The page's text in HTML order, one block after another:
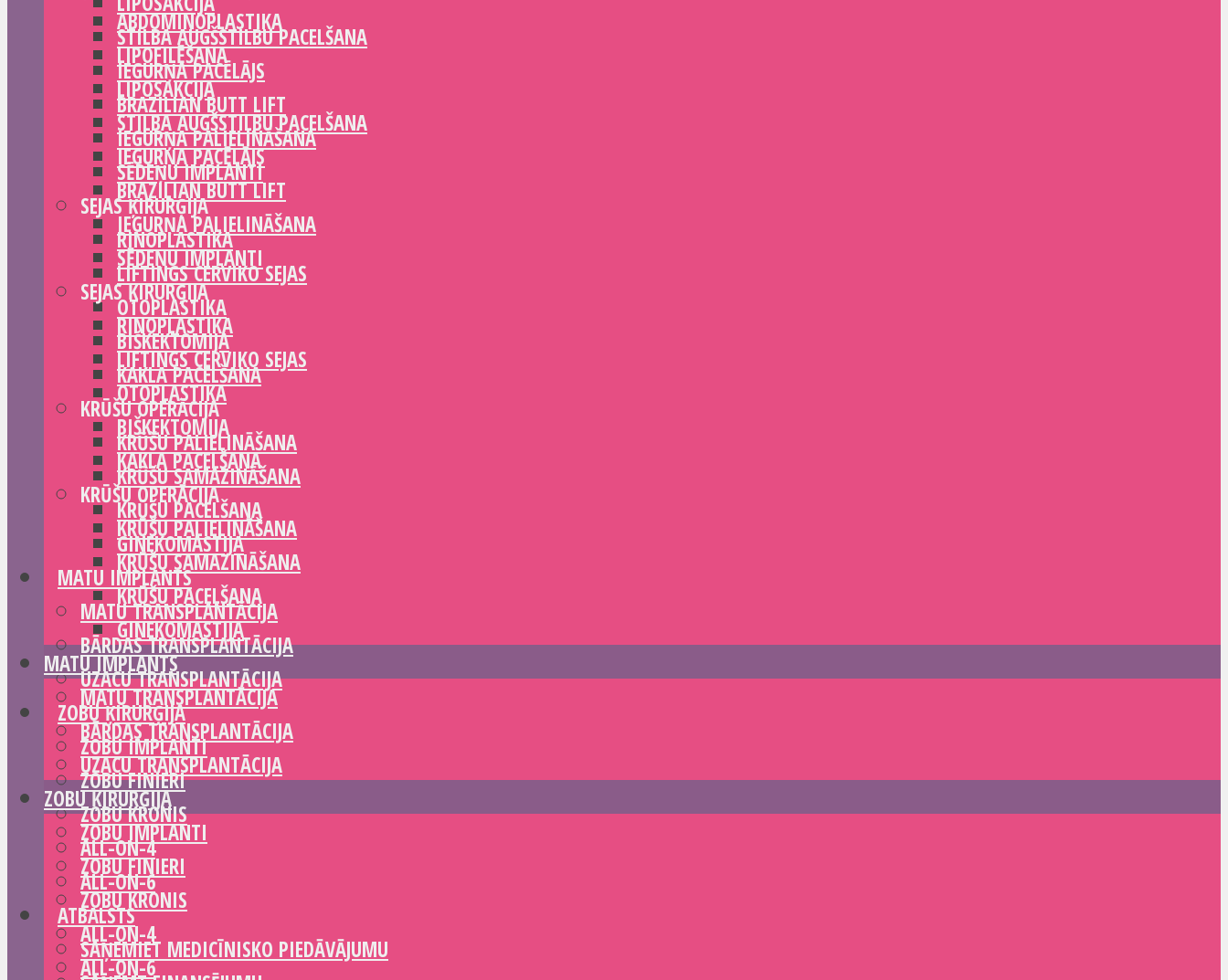
STILBA AUGŠSTILBU PACELŠANA
IEGURŅA PACĒLĀJS
BRAZILIAN BUTT LIFT
IEGURŅA PALIELINĀŠANA
SĒDEŅU IMPLANTI
SEJAS ĶIRURĢIJA
RINOPLASTIKA
LIFTINGS CERVIKO SEJAS
OTOPLASTIKA
BIŠKEKTOMIJA
KAKLA PACELŠANA
KRŪŠU OPERĀCIJA
KRŪŠU PALIELINĀŠANA
KRŪŠU SAMAZINĀŠANA
KRŪŠU PACELŠANA
GINEKOMASTIJA
MATU IMPLANTS
MATU TRANSPLANTĀCIJA
BĀRDAS TRANSPLANTĀCIJA
UZACU TRANSPLANTĀCIJA
ZOBU ĶIRURĢIJA
ZOBU IMPLANTI
ZOBU FINIERI
ZOBU KRONIS
ALL-ON-4
ALL-ON-6
ATBALSTS
SAŅEMIET MEDICĪNISKO PIEDĀVĀJUMU
ABDOMINOPLASTIKA
LIPOFILĒŠANA
LIPOSAKCIJA
STILBA AUGŠSTILBU PACELŠANA
IEGURŅA PACĒLĀJS
BRAZILIAN BUTT LIFT
IEGURŅA PALIELINĀŠANA
SĒDEŅU IMPLANTI
SEJAS ĶIRURĢIJA
RINOPLASTIKA
LIFTINGS CERVIKO SEJAS
OTOPLASTIKA
BIŠKEKTOMIJA
KAKLA PACELŠANA
KRŪŠU OPERĀCIJA
KRŪŠU PALIELINĀŠANA
KRŪŠU SAMAZINĀŠANA
KRŪŠU PACELŠANA
GINEKOMASTIJA
MATU IMPLANTS
MATU TRANSPLANTĀCIJA
BĀRDAS TRANSPLANTĀCIJA
UZACU TRANSPLANTĀCIJA
ZOBU ĶIRURĢIJA
ZOBU IMPLANTI
ZOBU FINIERI
ZOBU KRONIS
ALL-ON-4
ALL-ON-6